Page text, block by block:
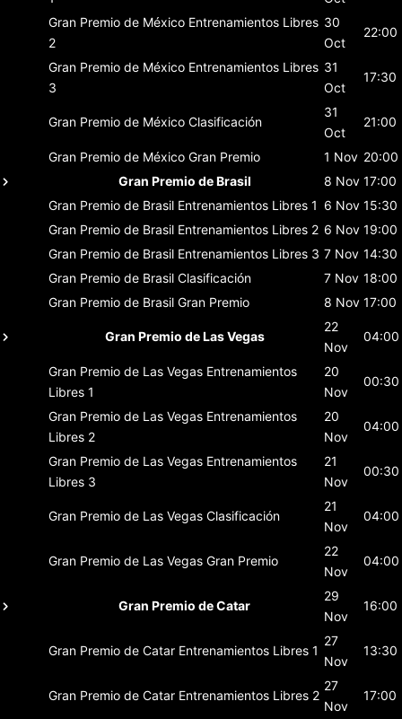
Gran Premio de México Entrenamientos Libres
2
30
Oct
22:00
Gran Premio de México Entrenamientos Libres
3
31
Oct
17:30
Gran Premio de México Clasificación
31
Oct
21:00
Gran Premio de México Gran Premio 1 Nov 20:00
Gran Premio de Brasil
8 Nov 17:00
Gran Premio de Brasil Entrenamientos Libres 1 6 Nov 15:30
Gran Premio de Brasil Entrenamientos Libres 2 6 Nov 19:00
Gran Premio de Brasil Entrenamientos Libres 3 7 Nov 14:30
Gran Premio de Brasil Clasificación 7 Nov 18:00
Gran Premio de Brasil Gran Premio 8 Nov 17:00
Gran Premio de Las Vegas
22
Nov
04:00
Gran Premio de Las Vegas Entrenamientos
Libres 1
20
Nov
00:30
Gran Premio de Las Vegas Entrenamientos
Libres 2
20
Nov
04:00
Gran Premio de Las Vegas Entrenamientos
Libres 3
21
Nov
00:30
Gran Premio de Las Vegas Clasificación
21
Nov
04:00
Gran Premio de Las Vegas Gran Premio
22
Nov
04:00
Gran Premio de Catar
29
Nov
16:00
Gran Premio de Catar Entrenamientos Libres 1
27
Nov
13:30
Gran Premio de Catar Entrenamientos Libres 2
27
Nov
17:00